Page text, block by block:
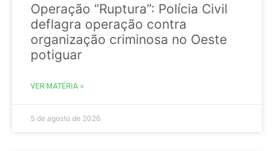
Operação “Ruptura”: Polícia Civil
deflagra operação contra
organização criminosa no Oeste
potiguar
VER MATÉRIA »
5 de agosto de 2026